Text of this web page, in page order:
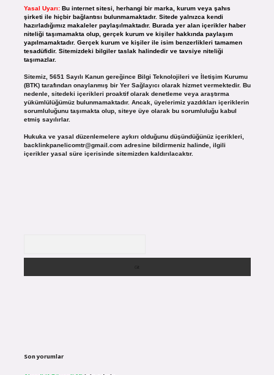
Yasal Uyarı: Bu internet sitesi, herhangi bir marka, kurum veya şahıs
şirketi ile hiçbir bağlantısı bulunmamaktadır. Sitede yalnızca kendi
hazırladığımız makaleler paylaşılmaktadır. Burada yer alan içerikler haber
niteliği taşımamakta olup, gerçek kurum ve kişiler hakkında paylaşım
yapılmamaktadır. Gerçek kurum ve kişiler ile isim benzerlikleri tamamen
tesadüfidir. Sitemizdeki bilgiler taslak halindedir ve tavsiye niteliği
taşımazlar.
Sitemiz, 5651 Sayılı Kanun gereğince Bilgi Teknolojileri ve İletişim Kurumu
(BTK) tarafından onaylanmış bir Yer Sağlayıcı olarak hizmet vermektedir. Bu
nedenle, sitedeki içerikleri proaktif olarak denetleme veya araştırma
yükümlülüğümüz bulunmamaktadır. Ancak, üyelerimiz yazdıkları içeriklerin
sorumluluğunu taşımakta olup, siteye üye olarak bu sorumluluğu kabul
etmiş sayılırlar.
Hukuka ve yasal düzenlemelere aykırı olduğunu düşündüğünüz içerikleri,
backlinkpanelicomtr@gmail.comadresine bildirmeniz halinde, ilgili
içerikler yasal süre içerisinde sitemizden kaldırılacaktır.
Son yorumlar